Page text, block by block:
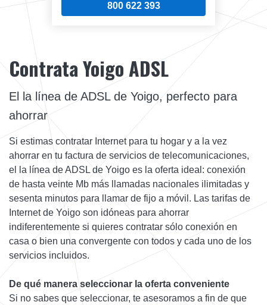
800 622 393
Contrata Yoigo ADSL
El la línea de ADSL de Yoigo, perfecto para
ahorrar
Si estimas contratar Internet para tu hogar y a la vez
ahorrar en tu factura de servicios de telecomunicaciones,
el la línea de ADSL de Yoigo es la oferta ideal: conexión
de hasta veinte Mb más llamadas nacionales ilimitadas y
sesenta minutos para llamar de fijo a móvil. Las tarifas de
Internet de Yoigo son idóneas para ahorrar
indiferentemente si quieres contratar sólo conexión en
casa o bien una convergente con todos y cada uno de los
servicios incluidos.
De qué manera seleccionar la oferta conveniente
Si no sabes que seleccionar, te asesoramos a fin de que